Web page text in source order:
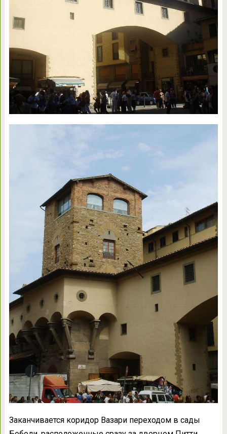
Заканчивается коридор Вазари переходом в сады